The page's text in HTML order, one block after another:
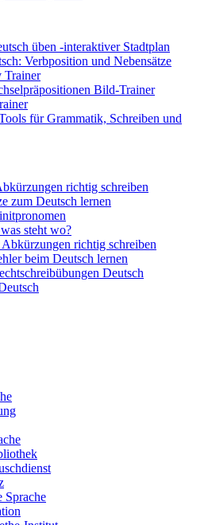
üben -interaktiver Stadtplan
Verbposition und Nebensätze
Trainer
Bild-Trainer
für Grammatik, Schreiben und
richtig schreiben
zum Deutsch lernen
steht wo?
richtig schreiben
beim Deutsch lernen
Deutsch
Sprache